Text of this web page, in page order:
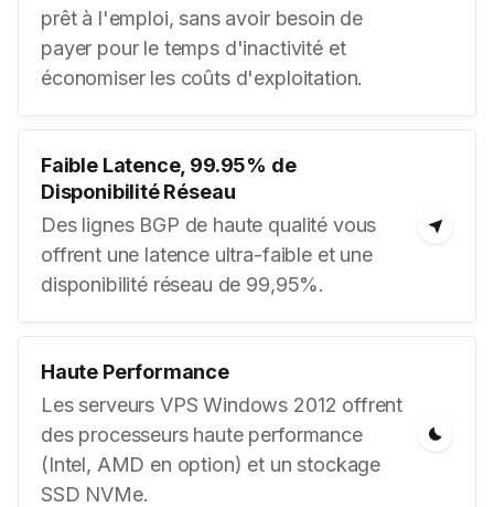
prêt à l'emploi, sans avoir besoin de
payer pour le temps d'inactivité et
économiser les coûts d'exploitation.
Faible Latence, 99.95% de
Disponibilité Réseau
Des lignes BGP de haute qualité vous
offrent une latence ultra-faible et une
disponibilité réseau de 99,95%.
Haute Performance
Les serveurs VPS Windows 2012 offrent
des processeurs haute performance
(Intel, AMD en option) et un stockage
SSD NVMe.